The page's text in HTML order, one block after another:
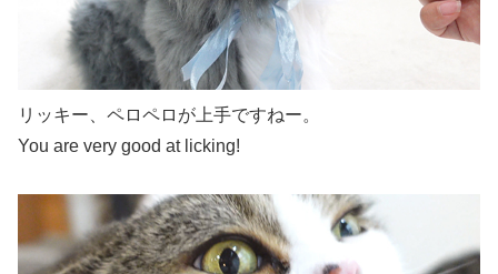
リッキー、ペロペロが上手ですねー。
You are very good at licking!